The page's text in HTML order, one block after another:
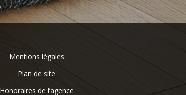
Mentions légales
Plan de site
Honoraires de l’agence